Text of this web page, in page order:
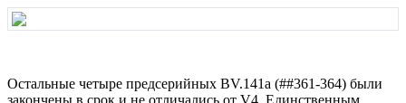
Остальные четыpе пpедсеpийных ВV.141a (##361-364) были
закончены в сpок и не отличались от V4. Единственным